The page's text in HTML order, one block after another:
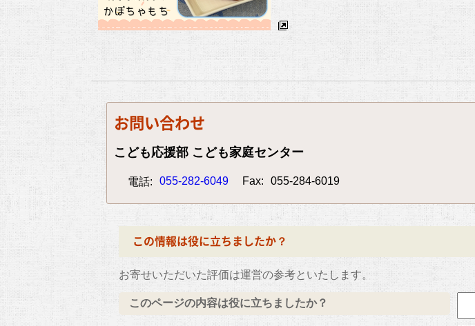
お問い合わせ
こども応援部 こども家庭センター
電話: 055-282-6049 Fax: 055-284-6019
この情報は役に立ちましたか？
お寄せいただいた評価は運営の参考といたします。
このページの内容は役に立ちましたか？